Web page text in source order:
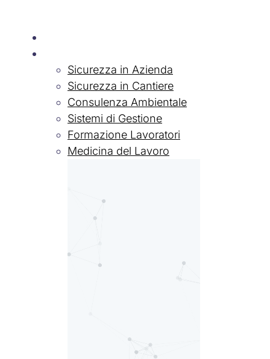
Sicurezza in Azienda
Sicurezza in Cantiere
Consulenza Ambientale
Sistemi di Gestione
Formazione Lavoratori
Medicina del Lavoro